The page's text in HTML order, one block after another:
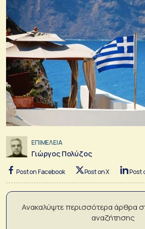
ΕΠΙΜΕΛΕΙΑ
Γιώργος Πολύζος
Post on Facebook Post on X Post
Ανακαλύψτε περισσότερα άρθρα
αναζήτησης